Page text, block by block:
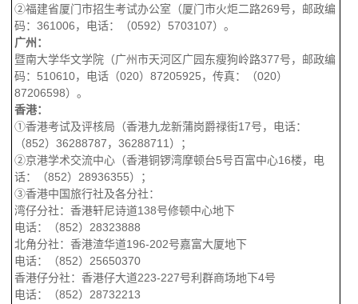
②福建省厦门市招生考试办公室（厦门市火炬二路269号，邮政编
码： 361006，电话：（0592） 5703107）。
广州：
暨南大学华文学院（广州市天河区广园东瘦狗岭路377号，邮政编
码： 510610，电话（020） 87205925，传真：（020）
87206598）。
香港：
①香港考试及评核局（香港九龙新蒲岗爵禄街17号，电话：
（852） 36288787， 36288711 ）；
②京港学术交流中心（香港铜锣湾摩顿台5号百富中心16楼，电
话：（852） 28936355）；
③香港中国旅行社及各分社：
湾仔分社：香港轩尼诗道138号修顿中心地下
电话：（852） 28323888
北角分社：香港渣华道196-202号嘉富大厦地下
电话：（852） 25650370
香港仔分社：香港仔大道223-227号利群商场地下4号
电话：（852） 28732213